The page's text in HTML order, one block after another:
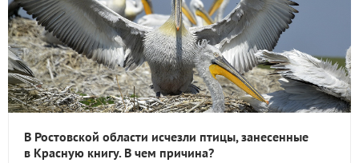
В Ростовской области исчезли птицы, занесенные
в Красную книгу. В чем причина?